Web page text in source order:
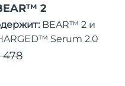
2
BEAR™ 2 и
Serum 2.0
478